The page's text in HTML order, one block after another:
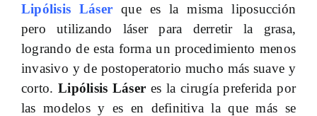
Lipólisis Láser que es la misma liposucción
pero utilizando láser para derretir la grasa,
logrando de esta forma un procedimiento menos
invasivo y de postoperatorio mucho más suave y
corto.Lipólisis Láser es la cirugía preferida por
las modelos y es en definitiva la que más se